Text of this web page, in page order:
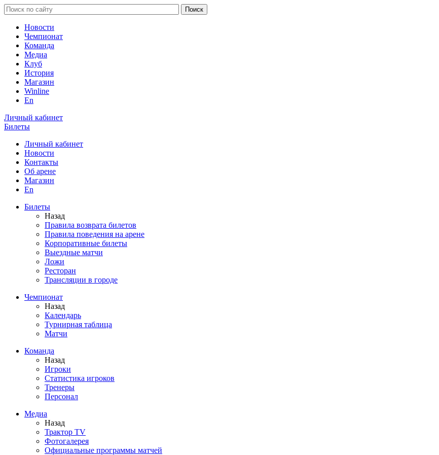
Новости
Чемпионат
Команда
Медиа
Клуб
История
Магазин
Winline
En
Личный кабинет
Билеты
Личный кабинет
Новости
Контакты
Об арене
Магазин
En
Билеты
Назад
Правила возврата билетов
Правила поведения на арене
Корпоративные билеты
Выездные матчи
Ложи
Ресторан
Трансляции в городе
Чемпионат
Назад
Календарь
Турнирная таблица
Матчи
Команда
Назад
Игроки
Статистика игроков
Тренеры
Персонал
Медиа
Назад
Трактор TV
Фотогалерея
Официальные программы матчей